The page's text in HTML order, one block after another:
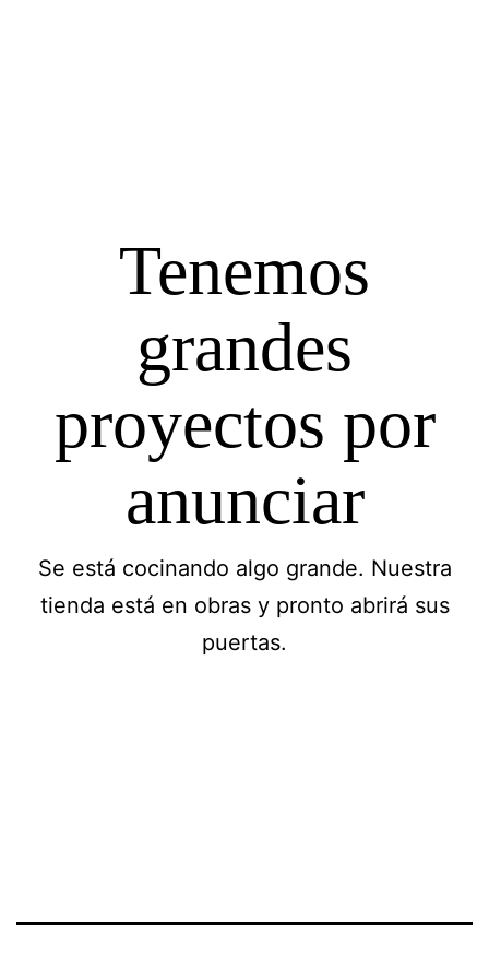
Tenemos
grandes
proyectos por
anunciar
Se está cocinando algo grande. Nuestra
tienda está en obras y pronto abrirá sus
puertas.